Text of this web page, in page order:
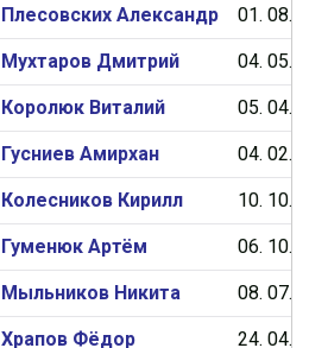
Плесовских Александр 01. 08.
Мухтаров Дмитрий 04. 05.
Королюк Виталий 05. 04.
Гусниев Амирхан 04. 02.
Колесников Кирилл 10. 10.
Гуменюк Артём 06. 10.
Мыльников Никита 08. 07.
Храпов Фёдор 24. 04.